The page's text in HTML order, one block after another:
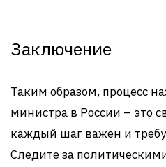
Заключение
Таким образом, процесс
министра в России – это
каждый шаг важен и
Следите за